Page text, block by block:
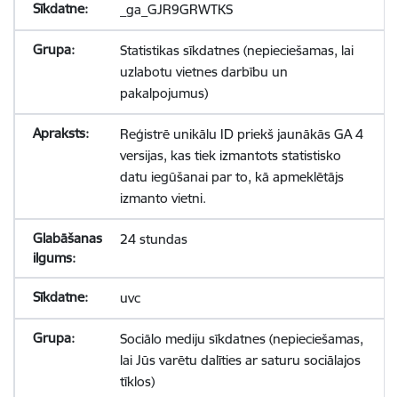
_ga_GJR9GRWTKS
Statistikas sīkdatnes (nepieciešamas, lai
uzlabotu vietnes darbību un
pakalpojumus)
Reģistrē unikālu ID priekš jaunākās GA 4
versijas, kas tiek izmantots statistisko
datu iegūšanai par to, kā apmeklētājs
izmanto vietni.
24 stundas
uvc
Sociālo mediju sīkdatnes (nepieciešamas,
lai Jūs varētu dalīties ar saturu sociālajos
tīklos)